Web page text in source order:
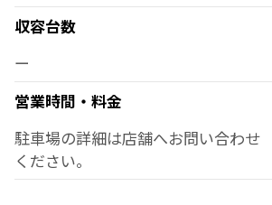
収容台数
ー
営業時間・料金
駐車場の詳細は店舗へお問い合わせ
ください。